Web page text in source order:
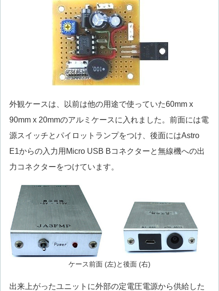
外観ケースは、以前は他の用途で使っていた60mm x
90mm x 20mmのアルミケースに入れました。前面には電
源スイッチとパイロットランプをつけ、後面にはAstro
E1からの入力用Micro USB Bコネクターと無線機への出
力コネクターをつけています。
ケース前面 (左)と後面 (右)
出来上がったユニットに外部の定電圧電源から供給した